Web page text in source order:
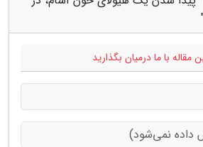
مقاله با ما درمیان بگذارید